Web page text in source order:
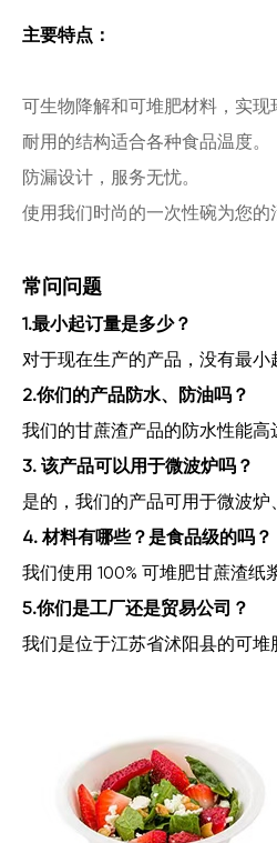
主要特点：
可生物降解和可堆肥材料，实现
耐用的结构适合各种食品温度。
防漏设计，服务无忧。
使用我们时尚的一次性碗为您的
常问问题
1.最小起订量是多少？
对于现在生产的产品，没有最小
2.你们的产品防水、防油吗？
我们的甘蔗渣产品的防水性能高
3. 该产品可以用于微波炉吗？
是的，我们的产品可用于微波炉
4. 材料有哪些？是食品级的吗？
我们使用 100% 可堆肥甘蔗渣纸
5.你们是工厂还是贸易公司？
我们是位于江苏省沭阳县的可堆